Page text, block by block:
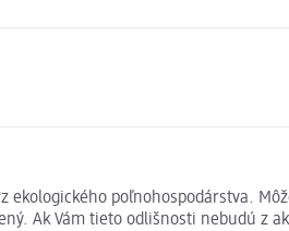
poľnohospodárstva.
Ak Vám tieto odlišnosti nebudú z